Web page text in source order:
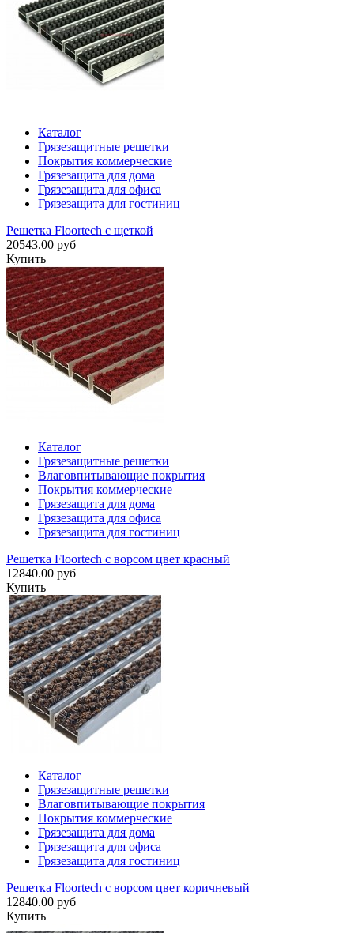
Каталог
Грязезащитные решетки
Покрытия коммерческие
Грязезащита для дома
Грязезащита для офиса
Грязезащита для гостиниц
Решетка Floortech с щеткой
20543.00 руб
Купить
Каталог
Грязезащитные решетки
Влаговпитывающие покрытия
Покрытия коммерческие
Грязезащита для дома
Грязезащита для офиса
Грязезащита для гостиниц
Решетка Floortech с ворсом цвет красный
12840.00 руб
Купить
Каталог
Грязезащитные решетки
Влаговпитывающие покрытия
Покрытия коммерческие
Грязезащита для дома
Грязезащита для офиса
Грязезащита для гостиниц
Решетка Floortech с ворсом цвет коричневый
12840.00 руб
Купить